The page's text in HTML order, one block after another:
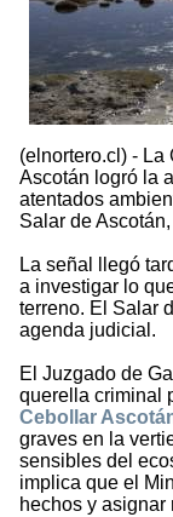
(elnortero.cl) -
Ascotán logró la
atentados
Salar de
La señal llegó
a investigar lo
terreno. El Salar
agenda judicial.
El Juzgado de
querella criminal
Cebollar
graves en la
sensibles del
implica que el
hechos y